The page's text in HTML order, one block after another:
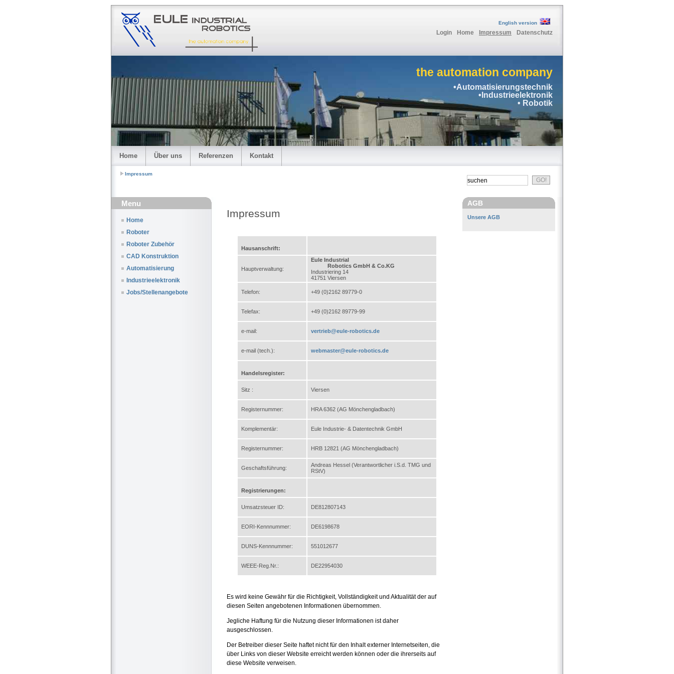
English version
Login Home Impressum Datenschutz
the automation company
•Automatisierungstechnik
•Industrieelektronik
• Robotik
Home Über uns Referenzen Kontakt
Impressum
Menu
Home
Roboter
Roboter Zubehör
CAD Konstruktion
Automatisierung
Industrieelektronik
Jobs/Stellenangebote
Impressum
Hausanschrift:
Hauptverwaltung:
Eule Industrial
Robotics GmbH & Co.KG
Industriering 14
41751 Viersen
Telefon: +49 (0)2162 89779-0
Telefax: +49 (0)2162 89779-99
e-mail: vertrieb@eule-robotics.de
e-mail (tech.): webmaster@eule-robotics.de
Handelsregister:
Sitz : Viersen
Registernummer: HRA 6362 (AG Mönchengladbach)
Komplementär: Eule Industrie- & Datentechnik GmbH
Registernummer: HRB 12821 (AG Mönchengladbach)
Geschaftsführung:
Andreas Hessel (Verantwortlicher i.S.d. TMG und
RStV)
Registrierungen:
Umsatzsteuer ID: DE812807143
EORI-Kennnummer: DE6198678
DUNS-Kennnummer: 551012677
WEEE-Reg.Nr.: DE22954030
Es wird keine Gewähr für die Richtigkeit, Vollständigkeit und Aktualität der auf
diesen Seiten angebotenen Informationen übernommen.
Jegliche Haftung für die Nutzung dieser Informationen ist daher
ausgeschlossen.
Der Betreiber dieser Seite haftet nicht für den Inhalt externer Internetseiten, die
über Links von dieser Website erreicht werden können oder die ihrerseits auf
diese Website verweisen.
AGB
Unsere AGB